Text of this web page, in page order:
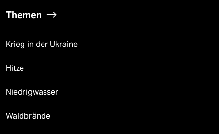
Themen
Krieg in der Ukraine
Hitze
Niedrigwasser
Waldbrände